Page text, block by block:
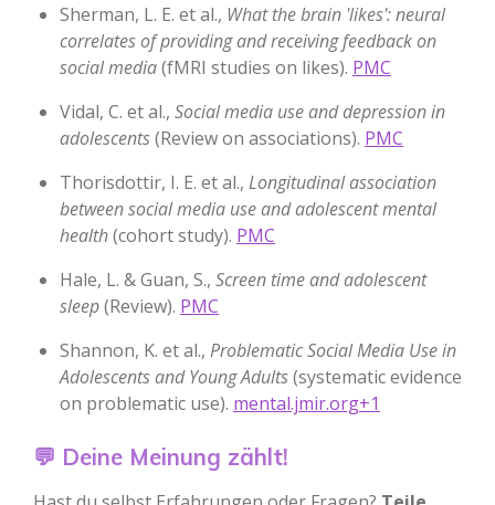
Sherman, L. E. et al., What the brain 'likes': neural
correlates of providing and receiving feedback on
social media(fMRI studies on likes). PMC
Vidal, C. et al., Social media use and depression in
adolescents(Review on associations). PMC
Thorisdottir, I. E. et al., Longitudinal association
between social media use and adolescent mental
health(cohort study). PMC
Hale, L. & Guan, S., Screen time and adolescent
sleep(Review). PMC
Shannon, K. et al., Problematic Social Media Use in
Adolescents and Young Adults(systematic evidence
on problematic use). mental.jmir.org+1
💬 Deine Meinung zählt!